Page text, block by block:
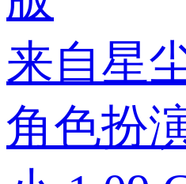
来自星
角色扮